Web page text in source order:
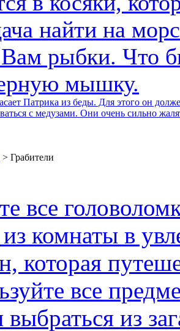
> Грабители